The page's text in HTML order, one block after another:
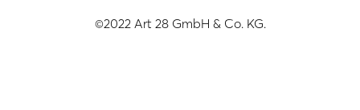
©2022 Art 28 GmbH & Co. KG.